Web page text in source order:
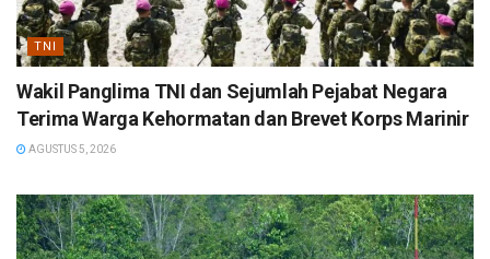
TNI
Wakil Panglima TNI dan Sejumlah Pejabat Negara
Terima Warga Kehormatan dan Brevet Korps Marinir
AGUSTUS 5, 2026